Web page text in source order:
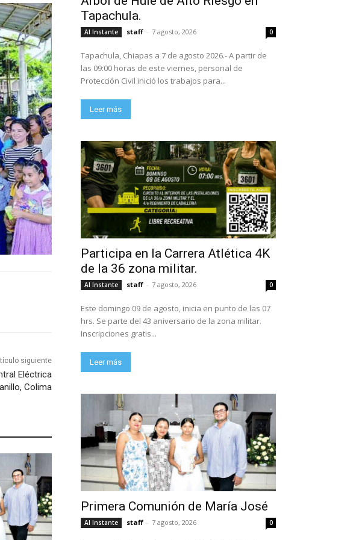
siguiente
Eléctrica
Colima
Tapachula.
Al Instante staff - 7 agosto, 2026 0
Tapachula, Chiapas a 7 de agosto 2026.- A partir de
las 09:00 horas de este viernes, personal de
Protección Civil inició los trabajos para...
Leer más
Participa en la Carrera Atlética 4K
de la 36 zona militar.
Al Instante staff - 7 agosto, 2026 0
Este domingo 09 de agosto, inicia en punto de las 07
hrs. Se parte del 43 aniversario de la zona militar.
Inscripciones gratis...
Leer más
Primera Comunión de María José
Al Instante staff - 7 agosto, 2026 0